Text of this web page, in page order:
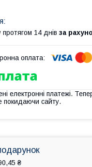
14 днів за
електронні платежі.
покидаючи сайту.
₴